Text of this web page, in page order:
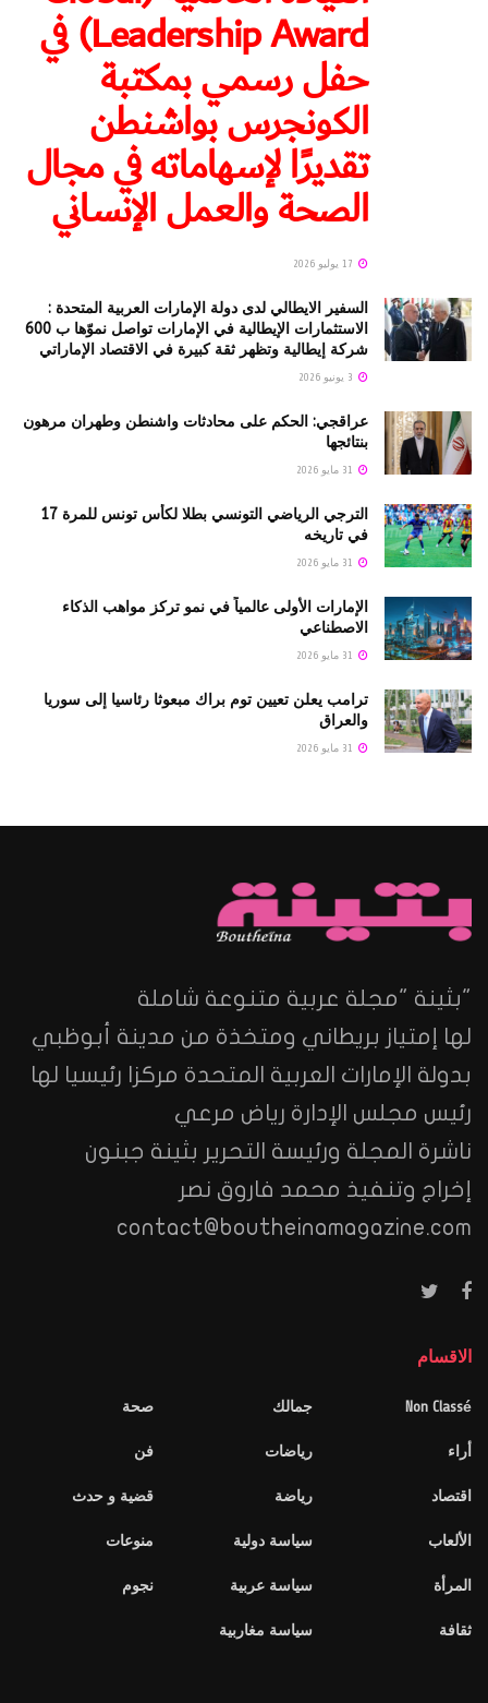
Leadership Award) في
حفل رسمي بمكتبة
الكونجرس بواشنطن
تقديرًا لإسهاماته في مجال
الصحة والعمل الإنساني
السفير الايطالي لدى دولة الإمارات العربية المتحدة :
الاستثمارات الإيطالية في الإمارات تواصل نموّها ب 600
شركة إيطالية وتظهر ثقة كبيرة في الاقتصاد الإماراتي
عراقجي: الحكم على محادثات واشنطن وطهران مرهون
بنتائجها
الترجي الرياضي التونسي بطلا لكأس تونس للمرة 17
في تاريخه
الإمارات الأولى عالمياً في نمو تركز مواهب الذكاء
الاصطناعي
ترامب يعلن تعيين توم براك مبعوثا رئاسيا إلى سوريا
والعراق
"بثينة "مجلة عربية متنوعة شاملة
لها إمتياز بريطاني ومتخذة من مدينة أبوظبي
بدولة الإمارات العربية المتحدة مركزا رئيسيا لها
رئيس مجلس الإدارة رياض مرعي
ناشرة المجلة ورئيسة التحرير بثينة جبنون
إخراج وتنفيذ محمد فاروق نصر
contact@boutheinamagazine.com
الاقسام
Non Classé
أراء
اقتصاد
الألعاب
المرأة
ثقافة
جمالك
رياضات
رياضة
سياسة دولية
سياسة عربية
سياسة مغاربية
صحة
فن
قضية و حدث
منوعات
نجوم